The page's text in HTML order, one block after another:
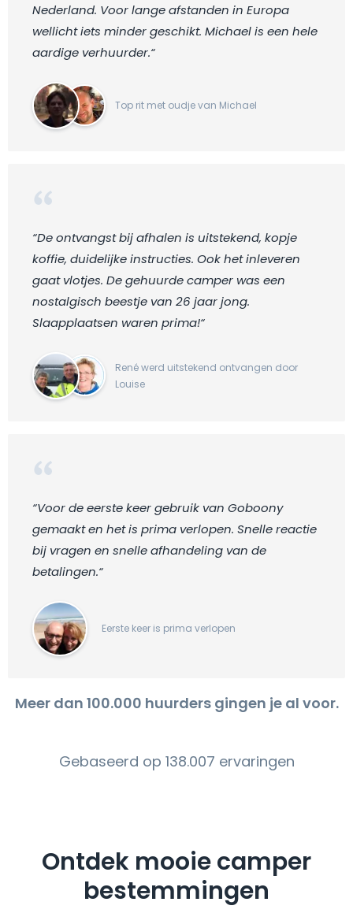
Nederland. Voor lange afstanden in Europa
wellicht iets minder geschikt. Michael is een hele
aardige verhuurder.“
Top rit met oudje van Michael
“De ontvangst bij afhalen is uitstekend, kopje
koffie, duidelijke instructies. Ook het inleveren
gaat vlotjes. De gehuurde camper was een
nostalgisch beestje van 26 jaar jong.
Slaapplaatsen waren prima!“
René werd uitstekend ontvangen door
Louise
“Voor de eerste keer gebruik van Goboony
gemaakt en het is prima verlopen. Snelle reactie
bij vragen en snelle afhandeling van de
betalingen.“
Eerste keer is prima verlopen
Meer dan 100.000 huurders gingen je al voor.
Gebaseerd op 138.007 ervaringen
Ontdek mooie camper
bestemmingen